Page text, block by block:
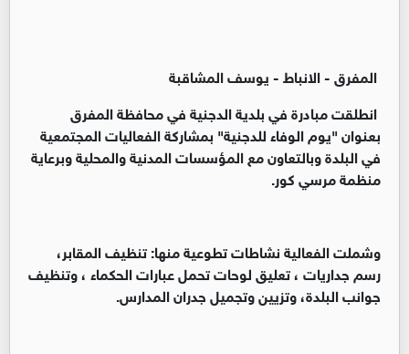
المفرق - الانباط - يوسف المشاقبة
انطلقت مبادرة في بلدية الدجنية في محافظة المفرق
بعنوان "يوم الوفاء للدجنية" بمشاركة الفعاليات المجتمعية
في البلدة وبالتعاون مع المؤسسات المدنية والمحلية وبرعاية
منظمة مرسي كور.
وشملت الفعالية نشاطات تطوعية منها: تنظيف المقابر،
رسم جداريات ، تعليق لوحات تحمل عبارات الحكماء ، وتنظيف
جوانب البلدة، وتزيين وتجميل جدران المدارس.